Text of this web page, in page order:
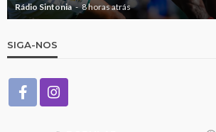
Rádio Sintonia 8 horas atrás
SIGA-NOS